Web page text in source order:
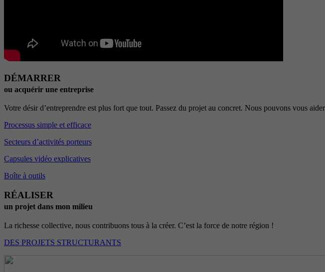
DÉMARRER
ou acquérir une entreprise
Votre désir d’entreprendre est plus fort que tout. Passez du projet au concret. Nous pouvons vous
Processus simple et efficace
Secteurs d’activités porteurs
Capsules vidéo explicatives
Boîte à outils
RÉALISER
un projet dans mon milieu
La richesse collective, nous contribuons tous à la créer. C’est la force de notre région !
DES PROJETS STRUCTURANTS